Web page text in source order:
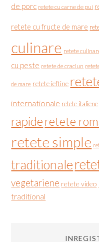
de porc retete cu carne de pui
retete cu fructe de mare
culinare retete
cu peste retete de craciun
de mare retete ieftine
internationale retete italiene
rapideretete
retete simple
traditionale
vegetariene retete video
traditional